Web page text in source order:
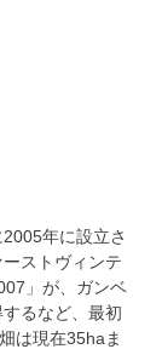
年に設立さ
ストヴィンテ
」が、ガンベ
るなど、最初
は現在35haま